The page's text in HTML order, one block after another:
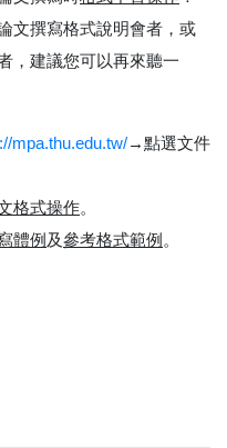
文撰寫格式說明會者，或
，建議您可以再來聽一
mpa.thu.edu.tw/→點選文件
格式操作。
體例及參考格式範例。